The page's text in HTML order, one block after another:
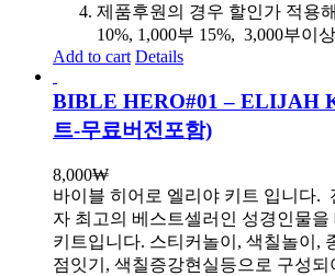
제품후원의 경우 할인가 적용
10%, 1,000부 15%, 3,000부이
Add to cart Details
BIBLE HERO#01 – ELIJAH
트-무료버전포함)
8,000₩
바이블 히어로 엘리야 키트 입니다.
자 최고의 베스트셀러인 성경인물을
키트입니다. 스티커놀이, 색칠놀이,
점잇기, 색칠증강현실등으로 구성